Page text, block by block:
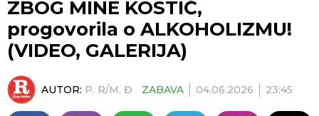
ZBOG MINE KOSTIĆ,
progovorila o ALKOHOLIZMU!
(VIDEO, GALERIJA)
AUTOR: P. R/M. Đ ZABAVA 04.06.2026 23:45